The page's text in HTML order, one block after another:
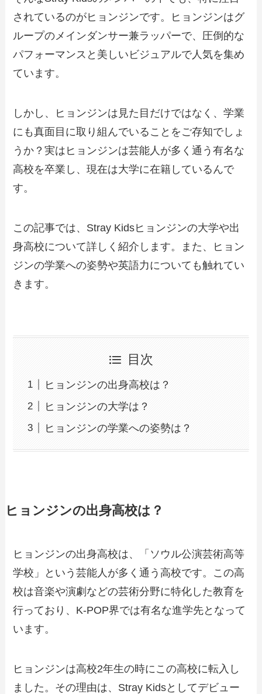
されているのがヒョンジンです。ヒョンジンはグ
ループのメインダンサー兼ラッパーで、圧倒的な
パフォーマンスと美しいビジュアルで人気を集め
ています。
しかし、ヒョンジンは見た目だけではなく、学業
にも真面目に取り組んでいることをご存知でしょ
うか？実はヒョンジンは芸能人が多く通う有名な
高校を卒業し、現在は大学に在籍しているんで
す。
この記事では、Stray Kidsヒョンジンの大学や出
身高校について詳しく紹介します。また、ヒョン
ジンの学業への姿勢や英語力についても触れてい
きます。
目次
ヒョンジンの出身高校は？
ヒョンジンの大学は？
ヒョンジンの学業への姿勢は？
ヒョンジンの出身高校は？
ヒョンジンの出身高校は、「ソウル公演芸術高等
学校」という芸能人が多く通う高校です。この高
校は音楽や演劇などの芸術分野に特化した教育を
行っており、K-POP界では有名な進学先となって
います。
ヒョンジンは高校2年生の時にこの高校に転入し
ました。その理由は、Stray Kidsとしてデビュー